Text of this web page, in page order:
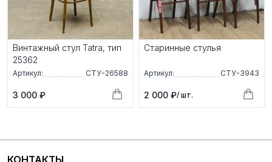
Винтажный стул Tatra, тип
25362
Артикул: СТУ-26588
3 000 ₽
Старинные стулья
Артикул: СТУ-3943
2 000 ₽/ шт.
КОНТАКТЫ